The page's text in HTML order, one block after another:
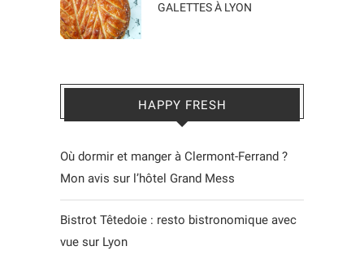
GALETTES À LYON
HAPPY FRESH
Où dormir et manger à Clermont-Ferrand ?
Mon avis sur l’hôtel Grand Mess
Bistrot Têtedoie : resto bistronomique avec
vue sur Lyon